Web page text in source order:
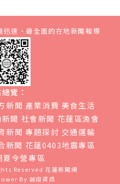
迅速、最全面的在地新聞報導
覽：
新聞 產業消費 美食生活
聞 社會新聞 花蓮區漁會
新聞 專題探討 交通運輸
新聞 花蓮0403地震專區
夏令營專區
Reserved花蓮新聞網
By 誠翊資訊